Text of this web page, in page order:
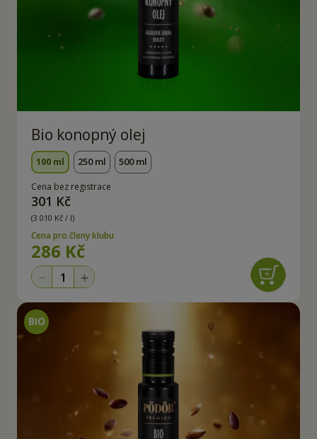
Bio konopný olej
100 ml 250 ml 500 ml
Cena bez registrace
301 Kč
(3 010 Kč / l)
Cena pro členy klubu
286 Kč